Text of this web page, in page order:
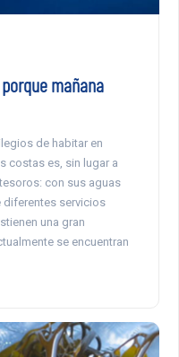
mañana
de habitar en
costas es, sin lugar a
con sus aguas
diferentes servicios
una gran
se encuentran